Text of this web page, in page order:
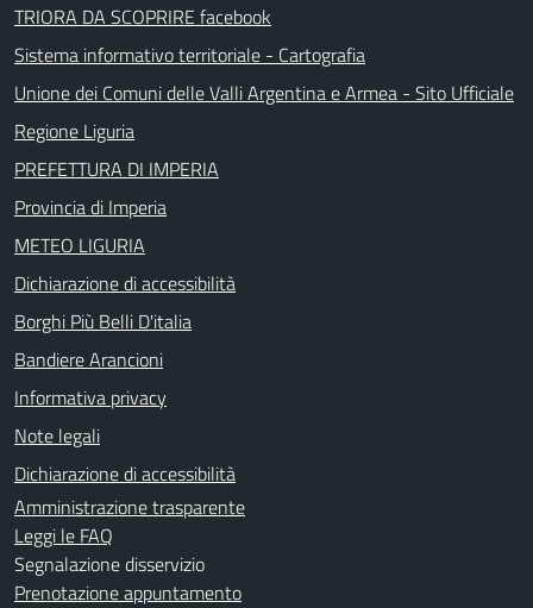
TRIORA DA SCOPRIRE facebook
Sistema informativo territoriale - Cartografia
Unione dei Comuni delle Valli Argentina e Armea - Sito Ufficiale
Regione Liguria
PREFETTURA DI IMPERIA
Provincia di Imperia
METEO LIGURIA
Dichiarazione di accessibilità
Borghi Più Belli D'italia
Bandiere Arancioni
Informativa privacy
Note legali
Dichiarazione di accessibilità
Amministrazione trasparente
Leggi le FAQ
Segnalazione disservizio
Prenotazione appuntamento